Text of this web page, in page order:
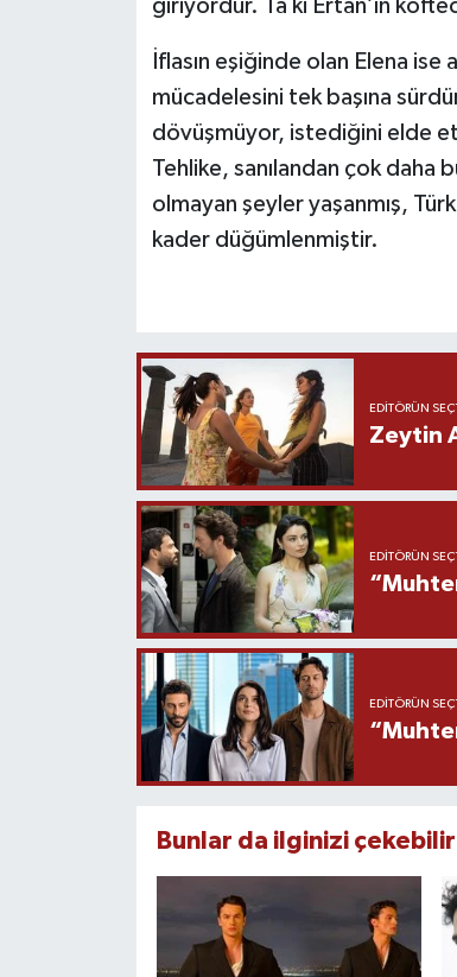
giriyordur. Ta ki Ertan’ın
İflasın eşiğinde olan Elena
mücadelesini tek başına
dövüşmüyor, istediğini elde
Tehlike, sanılandan çok daha
olmayan şeyler yaşanmış,
kader düğümlenmiştir.
EDITÖRÜN
Zeytin
EDITÖRÜN
EDITÖRÜN
Bunlar da ilginizi çekebilir